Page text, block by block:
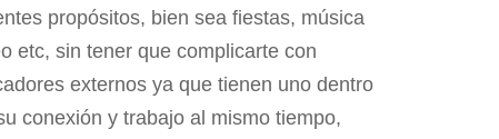
propósitos, bien sea fiestas, música
etc, sin tener que complicarte con
externos ya que tienen uno dentro
conexión y trabajo al mismo tiempo,